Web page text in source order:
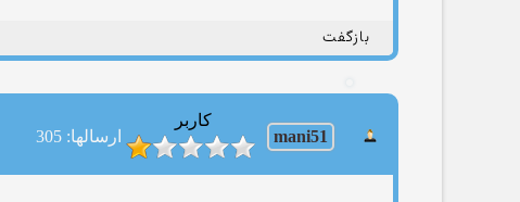
بازگفت
mani51
کاربر
ارسالها: 305